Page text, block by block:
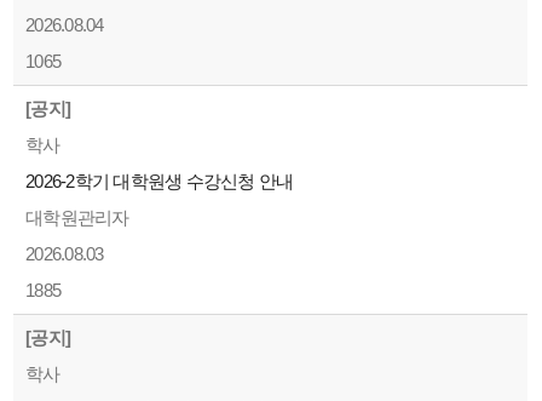
2026.08.04
1065
[공지]
학사
2026-2학기 대학원생 수강신청 안내
대학원관리자
2026.08.03
1885
[공지]
학사